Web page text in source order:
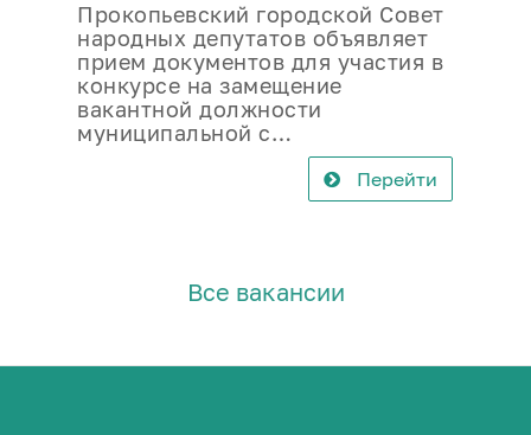
Прокопьевский городской Совет
народных депутатов объявляет
прием документов для участия в
конкурсе на замещение
вакантной должности
муниципальной с…
Перейти
Все вакансии